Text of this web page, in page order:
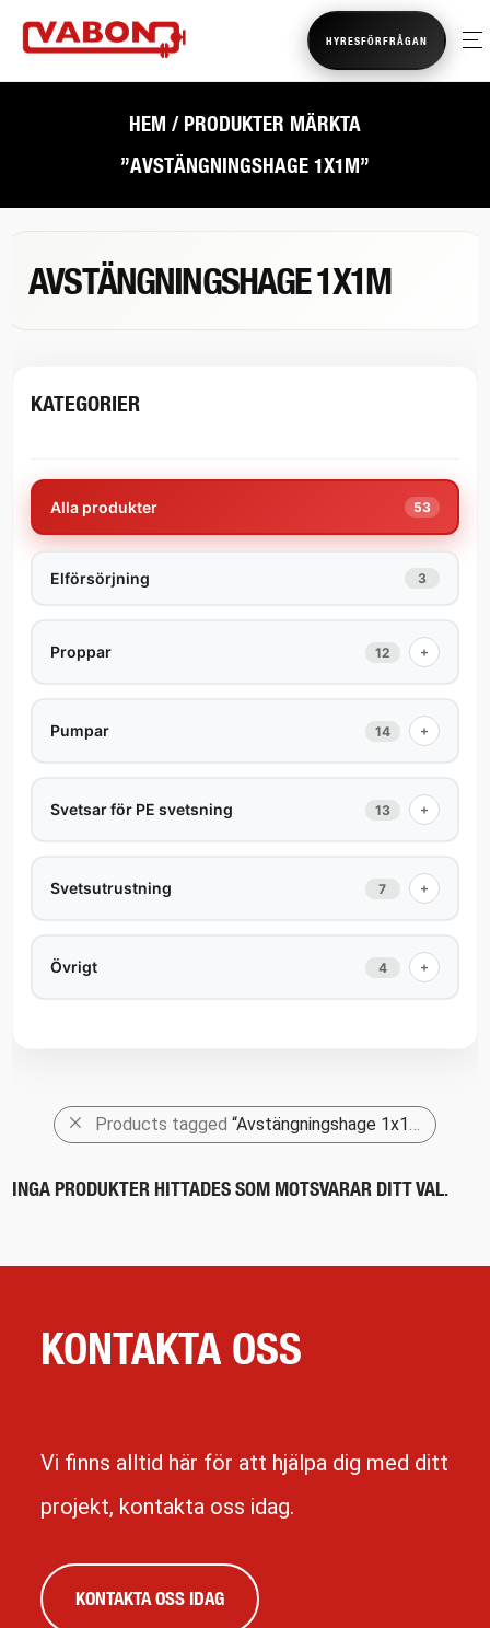
HYRESFÖRFRÅGAN
HEM / PRODUKTER MÄRKTA
”AVSTÄNGNINGSHAGE 1X1M”
AVSTÄNGNINGSHAGE 1X1M
KATEGORIER
Alla produkter 53
Elförsörjning 3
Proppar 12 +
Pumpar 14 +
Svetsar för PE svetsning 13 +
Svetsutrustning 7 +
Övrigt 4 +
Products tagged “Avstängningshage 1x1m”
INGA PRODUKTER HITTADES SOM MOTSVARAR DITT VAL.
KONTAKTA OSS
Vi finns alltid här för att hjälpa dig med ditt
projekt, kontakta oss idag.
KONTAKTA OSS IDAG